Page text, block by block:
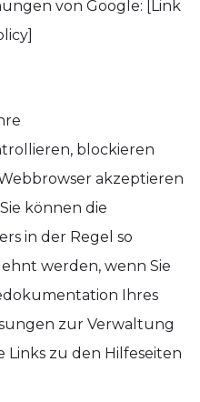
von Google: [Link
blockieren
akzeptieren
können die
in der Regel so
werden, wenn Sie
Ihres
zur Verwaltung
Links zu den Hilfeseiten